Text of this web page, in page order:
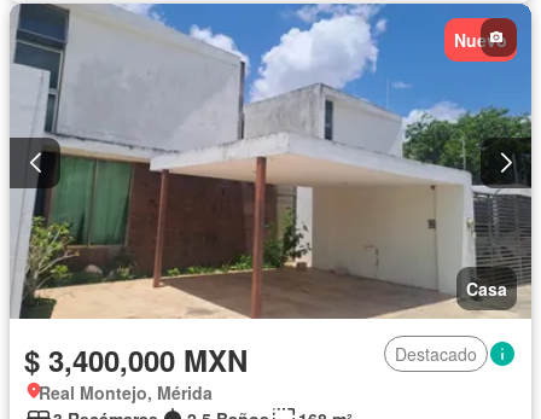
Jardín
Despacho
Recámara con closet
Sala polivalente
Seguridad Terraza
Zonas verdes
Sin amueblar
Nuevo
Casa
$ 3,400,000 MXN
Destacado
Real Montejo, Mérida